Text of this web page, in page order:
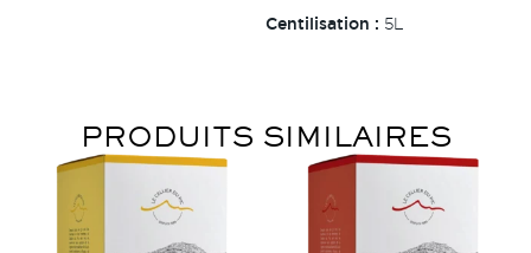
Centilisation : 5L
PRODUITS SIMILAIRES